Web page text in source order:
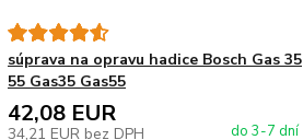
súprava na opravu hadice Bosch Gas 35
55 Gas35 Gas55
42,08 EUR
34,21 EUR bez DPH do 3-7 dní